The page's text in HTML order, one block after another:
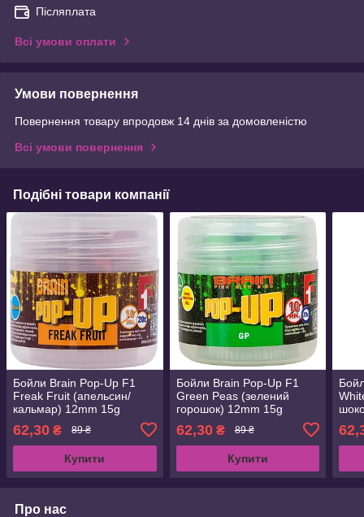
Післяплата
Всі умови оплати
Умови повернення
Повернення товару впродовж 14 днів за домовленістю
Всі умови повернення
Подібні товари компанії
Бойли Brain Pop-Up F1
Freak Fruit (апельсин/
кальмар) 12mm 15g
62,30 ₴ 89 ₴
Купити
Бойли Brain Pop-Up F1
Green Peas (зелений
горошок) 12mm 15g
62,30₴ 89 ₴
Купити
Про нас